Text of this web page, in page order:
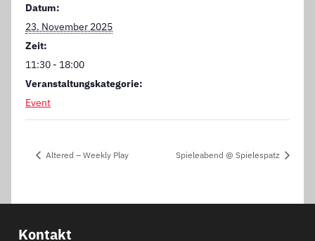
Datum:
23. November 2025
Zeit:
11:30 - 18:00
Veranstaltungskategorie:
Event
Altered – Weekly Play Spieleabend @ Spielespatz
Kontakt